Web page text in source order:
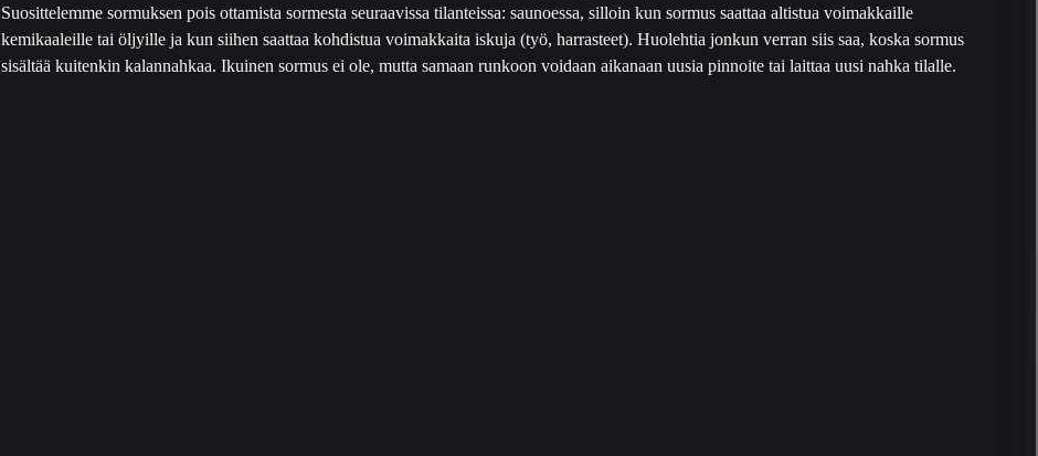
Suosittelemme sormuksen pois ottamista sormesta seuraavissa tilanteissa: saunoessa, silloin kun sormus saattaa altistua voimakkaille
kemikaaleille tai öljyille ja kun siihen saattaa kohdistua voimakkaita iskuja (työ, harrasteet). Huolehtia jonkun verran siis saa, koska sormus
sisältää kuitenkin kalannahkaa. Ikuinen sormus ei ole, mutta samaan runkoon voidaan aikanaan uusia pinnoite tai laittaa uusi nahka tilalle.